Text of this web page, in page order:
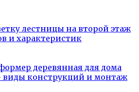
лестницы на второй этаж
и характеристик
деревянная для дома
конструкций и монтаж